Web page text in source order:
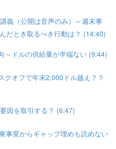
義（公開は音声のみ）～週末事
だとき取るべき行動は？ (14:40)
～ドルの供給量が半端ない (9:44)
クオフで年末2,000ドル越え？？
因を取引する？ (6:47)
事変からギャップ埋めも読めない